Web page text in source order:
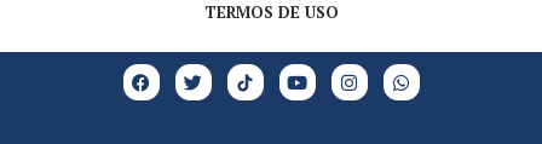
TERMOS DE USO